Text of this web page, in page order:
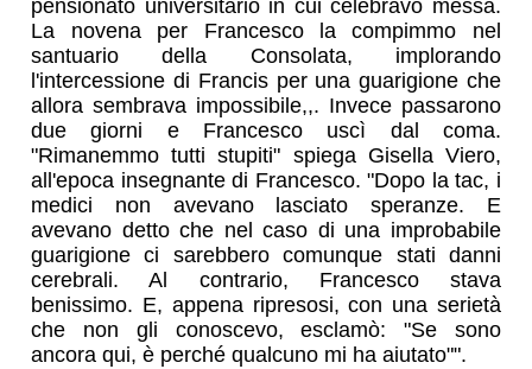
pensionato universitario in cui celebravo messa.
La novena per Francesco la compimmo nel
santuario della Consolata, implorando
l'intercessione di Francis per una guarigione che
allora sembrava impossibile,,. Invece passarono
due giorni e Francesco uscì dal coma.
"Rimanemmo tutti stupiti" spiega Gisella Viero,
all'epoca insegnante di Francesco. "Dopo la tac, i
medici non avevano lasciato speranze. E
avevano detto che nel caso di una improbabile
guarigione ci sarebbero comunque stati danni
cerebrali. Al contrario, Francesco stava
benissimo. E, appena ripresosi, con una serietà
che non gli conoscevo, esclamò: "Se sono
ancora qui, è perché qualcuno mi ha aiutato"".